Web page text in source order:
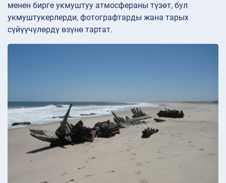
менен бирге укмуштуу атмосфераны түзөт, бул
укмуштукерлерди, фотографтарды жана тарых
сүйүүчүлөрдү өзүнө тартат.